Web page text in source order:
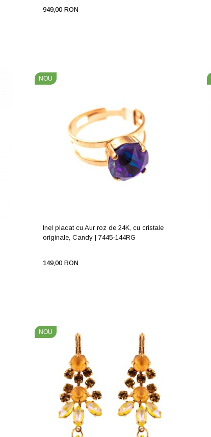
949,00 RON
NOU
Inel placat cu Aur roz de 24K, cu cristale
originale, Candy | 7445-144RG
149,00 RON
NOU